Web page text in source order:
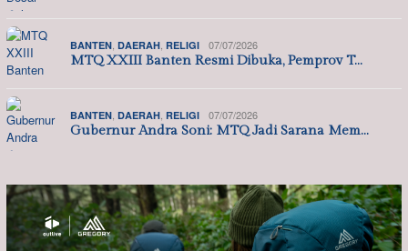
BANTEN DAERAH RELIGI 07/07/2026
MTQ XXIII Banten Resmi Dibuka, Pemprov T…
BANTEN DAERAH RELIGI 07/07/2026
Gubernur Andra Soni: MTQ Jadi Sarana Mem…